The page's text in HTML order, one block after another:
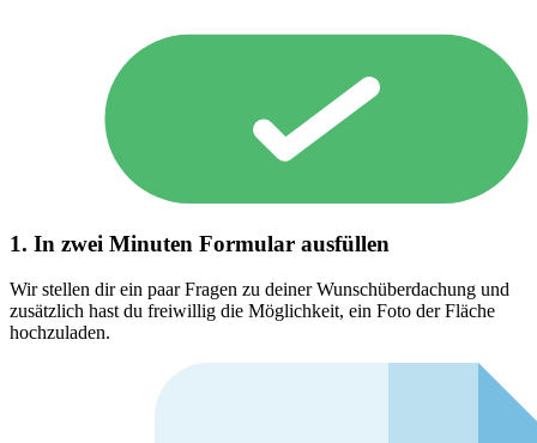
1. In zwei Minuten Formular ausfüllen
Wir stellen dir ein paar Fragen zu deiner Wunschüberdachung und
zusätzlich hast du freiwillig die Möglichkeit, ein Foto der Fläche
hochzuladen.